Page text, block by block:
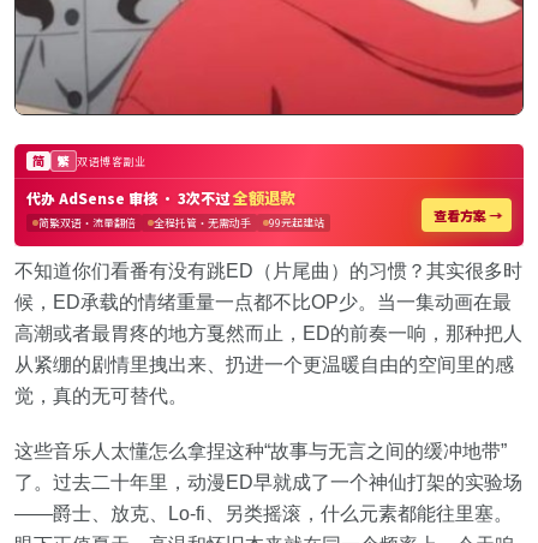
不知道你们看番有没有跳ED（片尾曲）的习惯？其实很多时
候，ED承载的情绪重量一点都不比OP少。当一集动画在最
高潮或者最胃疼的地方戛然而止，ED的前奏一响，那种把人
从紧绷的剧情里拽出来、扔进一个更温暖自由的空间里的感
觉，真的无可替代。
这些音乐人太懂怎么拿捏这种“故事与无言之间的缓冲地带”
了。过去二十年里，动漫ED早就成了一个神仙打架的实验场
——爵士、放克、Lo-fi、另类摇滚，什么元素都能往里塞。